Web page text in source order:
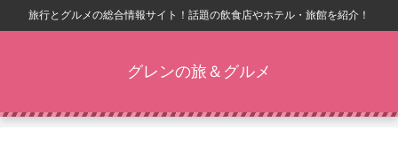
旅行とグルメの総合情報サイト！話題の飲食店やホテル・旅館を紹介！
グレンの旅＆グルメ